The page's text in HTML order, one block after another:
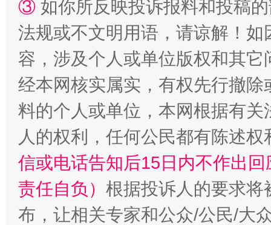
“蜀中异人”王建安的艺术幻境
③ 如你所反映投诉报料和投稿
法规或不文明用语，请谅解！
容，涉及个人或单位版权和其它
经本网核实属实，有权先行撤
料的个人或单位，本网根据有
人的权利，任何公民都有陈述
信或电话告知后15日内不作出
责任自负） 根据投诉人的要求将
布，让相关专家和公众/公民/大